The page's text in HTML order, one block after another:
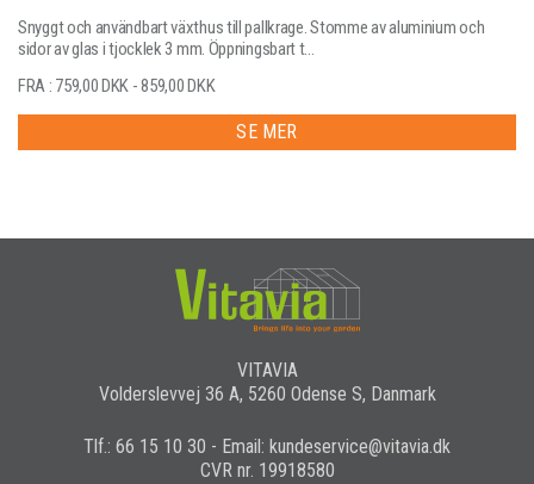
Snyggt och användbart växthus till pallkrage. Stomme av aluminium och
sidor av glas i tjocklek 3 mm. Öppningsbart t...
FRA : 759,00 DKK - 859,00 DKK
SE MER
VITAVIA
Volderslevvej 36 A, 5260 Odense S, Danmark
Tlf.: 66 15 10 30 - Email: kundeservice@vitavia.dk
CVR nr. 19918580